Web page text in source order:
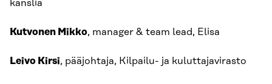
kanslia
Kutvonen Mikko, manager & team lead, Elisa
Leivo Kirsi, pääjohtaja, Kilpailu- ja kuluttajavirasto